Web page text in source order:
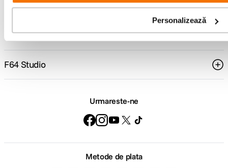
Personalizează
Suport
Service si garantii
F64 Studio
Urmareste-ne
Metode de plata